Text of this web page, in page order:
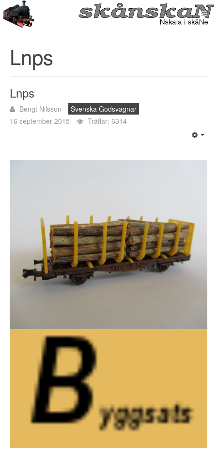
Lnps
Lnps
Bengt Nilsson
Svenska Godsvagnar
16 september 2015
Träffar: 6314